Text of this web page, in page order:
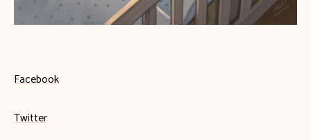
Facebook
Twitter